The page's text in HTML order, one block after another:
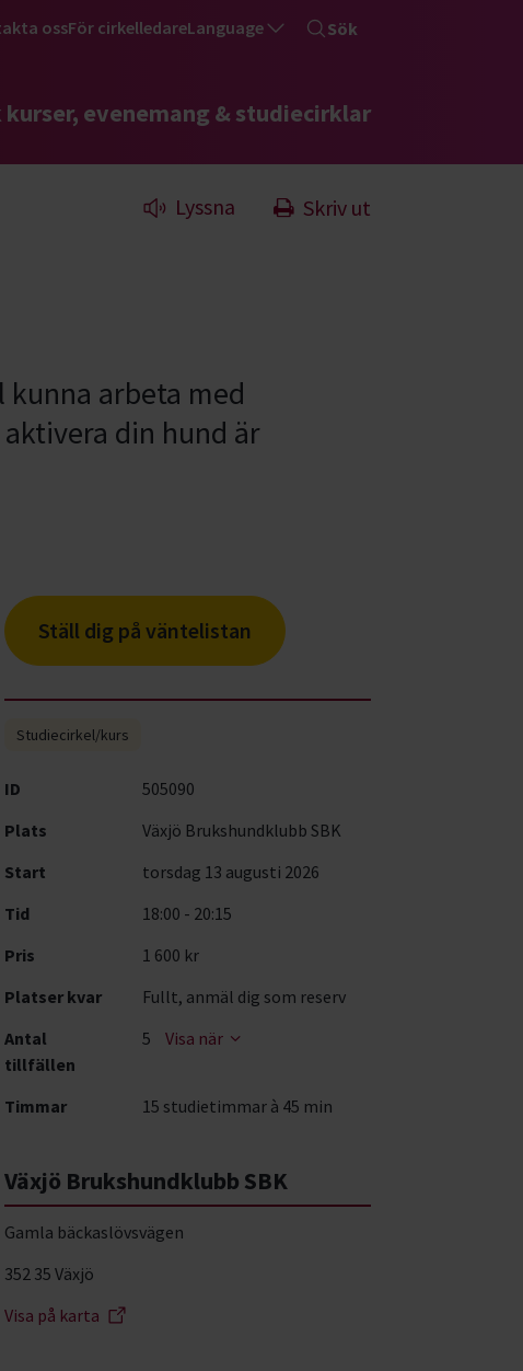
ossFör cirkelledareLanguage Sök
kurser, evenemang & studiecirklar
Lyssna Skriv ut
kunna arbeta med
din hund är
Ställ dig på väntelistan
Studiecirkel/kurs
ID
505090
Plats
Växjö Brukshundklubb SBK
Start
torsdag 13 augusti 2026
Tid
18:00 - 20:15
Pris
1 600 kr
Platser kvar
Fullt, anmäl dig som reserv
Antal
tillfällen
5 Visa när
Timmar 15 studietimmar à 45 min
Växjö Brukshundklubb SBK
Gamla bäckaslövsvägen
352 35 Växjö
Visa på karta